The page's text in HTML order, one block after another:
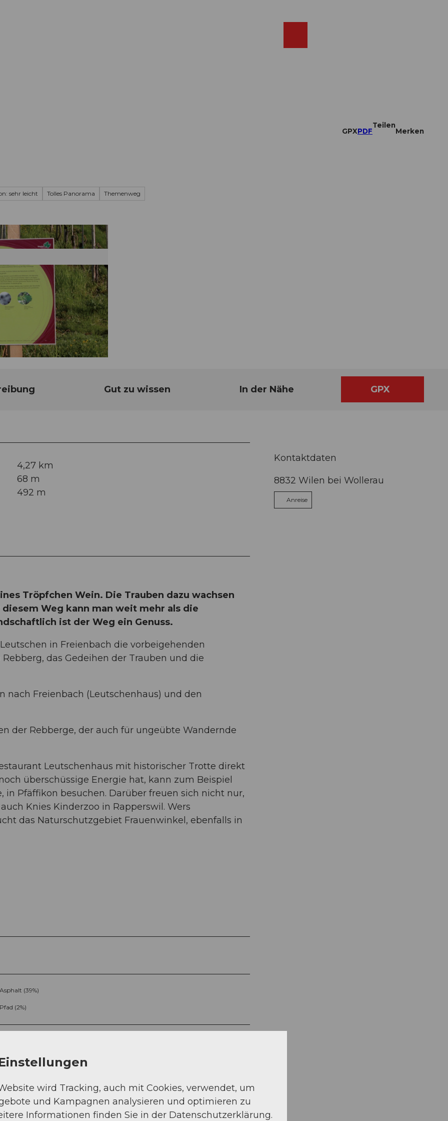
GPXPDF
Teilen
Merken
sehr leicht Tolles Panorama Themenweg
Gut zu wissen In der Nähe GPX
4,27 km
68 m
492 m
Tröpfchen Wein. Die Trauben dazu wachsen
Weg kann man weit mehr als die
ist der Weg ein Genuss.
in Freienbach die vorbeigehenden
das Gedeihen der Trauben und die
nach Freienbach (Leutschenhaus) und den
der Rebberge, der auch für ungeübte Wandernde
Leutschenhaus mit historischer Trotte direkt
überschüssige Energie hat, kann zum Beispiel
in Pfäffikon besuchen. Darüber freuen sich nicht nur,
Knies Kinderzoo in Rapperswil. Wers
das Naturschutzgebiet Frauenwinkel, ebenfalls in
Asphalt (39%)
Pfad (2%)
Sep Okt Nov Dez
Kontaktdaten
8832 Wilen bei Wollerau
Anreise
wird Tracking, auch mit Cookies, verwendet, um
und Kampagnen analysieren und optimieren zu
Informationen finden Sie in der Datenschutzerklärung.